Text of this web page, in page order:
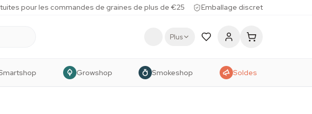
pour les commandes de graines de plus de €25 Emballage discret
Plus
Growshop Smokeshop Soldes